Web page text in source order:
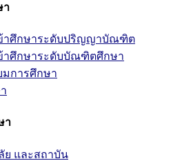
า
าศึกษาระดับปริญญาบัณฑิต
าศึกษาระดับบัณฑิตศึกษา
มการศึกษา
า
ย และสถาบัน